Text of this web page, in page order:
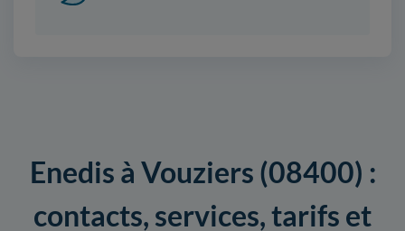
Enedis à Vouziers (08400) :
contacts, services, tarifs et